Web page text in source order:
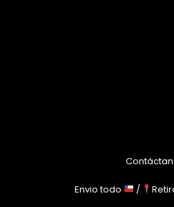
Envio todo /